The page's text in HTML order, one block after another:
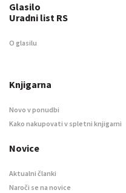
Glasilo
Uradni list RS
O glasilu
Knjigarna
Novo v ponudbi
Kako nakupovati v spletni knjigarni
Novice
Aktualni članki
Naroči se na novice